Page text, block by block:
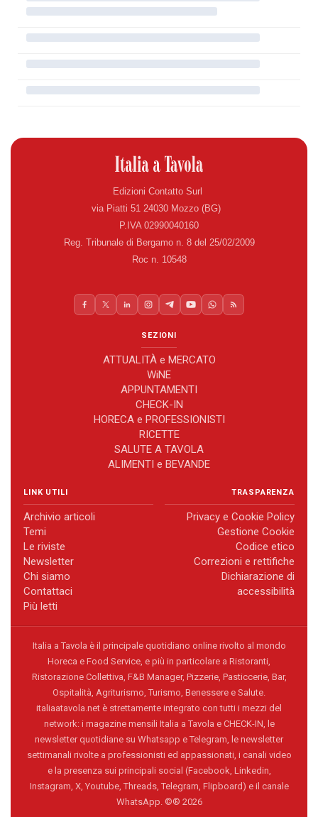
Edizioni Contatto Surl
via Piatti 51 24030 Mozzo (BG)
P.IVA 02990040160
Reg. Tribunale di Bergamo n. 8 del 25/02/2009
Roc n. 10548
SEZIONI
ATTUALITÀ e MERCATO
WiNE
APPUNTAMENTI
CHECK-IN
HORECA e PROFESSIONISTI
RICETTE
SALUTE A TAVOLA
ALIMENTI e BEVANDE
LINK UTILI
Archivio articoli
Temi
Le riviste
Newsletter
Chi siamo
Contattaci
Più letti
TRASPARENZA
Privacy e Cookie Policy
Gestione Cookie
Codice etico
Correzioni e rettifiche
Dichiarazione di
accessibilità
Italia a Tavola è il principale quotidiano online rivolto al mondo
Horeca e Food Service, e più in particolare a Ristoranti,
Ristorazione Collettiva, F&B Manager, Pizzerie, Pasticcerie, Bar,
Ospitalità, Agriturismo, Turismo, Benessere e Salute.
italiaatavola.net è strettamente integrato con tutti i mezzi del
network: i magazine mensili Italia a Tavola e CHECK-IN, le
newsletter quotidiane su Whatsapp e Telegram, le newsletter
settimanali rivolte a professionisti ed appassionati, i canali video
e la presenza sui principali social (Facebook, Linkedin,
Instagram, X, Youtube, Threads, Telegram, Flipboard) e il canale
WhatsApp. ©® 2026